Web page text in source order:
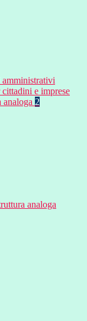
amministrativi
e imprese
2
analoga